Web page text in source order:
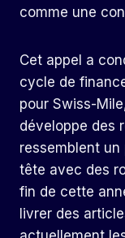
comme une
Cet appel a
cycle de
pour Swiss-
développe des
ressemblent
tête avec des
fin de cette
livrer des